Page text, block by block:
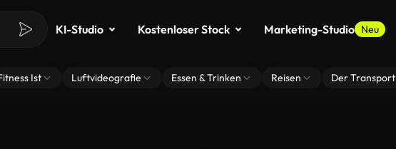
KI-Studio Kostenloser Stock Marketing-Studio Neu
Ist Luftvideografie Essen & Trinken Reisen Der Transport